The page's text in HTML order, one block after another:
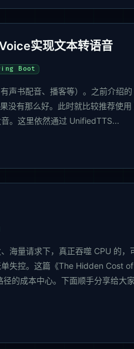
实现文本转语音
Boot
声书配音、播客等）。之前介绍的
有那么好。此时就比较推荐使
。这里依然通过 UnifiedTTS...
海量请求下，真正吞噬 CPU 的，
失控。这篇《The Hidden Cost
的成本中心。下面顺手分享给大